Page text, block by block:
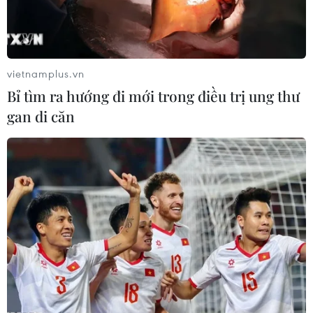
05/08/2026 15:30
Ngân hàng trước làn sóng
AI: Dữ liệu là đòn bẩy, quản
trị là chìa khóa
05/08/2026 09:25
Standard Chartered huy
động thành công khoản
vay xã hội 721 triệu USD
cho HDBank
05/08/2026 07:46
vietnamplus.vn
Bỉ tìm ra hướng đi mới trong điều trị ung thư
gan di căn